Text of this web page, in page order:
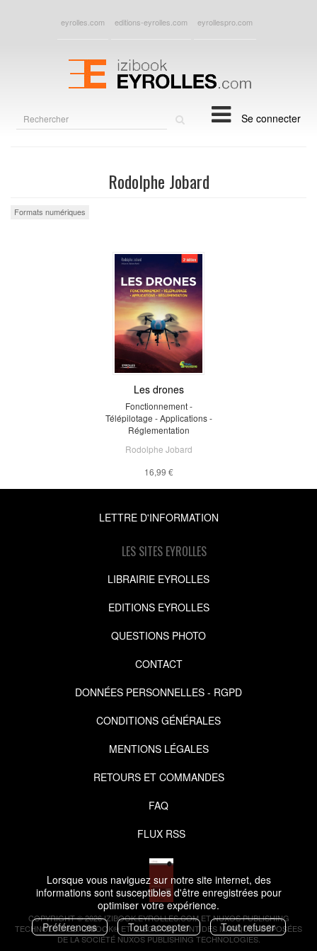
Lorsque vous naviguez sur notre site internet, des
informations sont susceptibles d'être enregistrées pour
optimiser votre expérience.
Préférences
Tout accepter Tout refuser
eyrolles.com editions-eyrolles.com eyrollespro.com
Se connecter
Rodolphe Jobard
Formats numériques
Les drones
Fonctionnement -
Télépilotage - Applications -
Réglementation
Rodolphe Jobard
16,99 €
LETTRE D'INFORMATION
LES SITES EYROLLES
LIBRAIRIE EYROLLES
EDITIONS EYROLLES
QUESTIONS PHOTO
CONTACT
DONNÉES PERSONNELLES - RGPD
CONDITIONS GÉNÉRALES
MENTIONS LÉGALES
RETOURS ET COMMANDES
FAQ
FLUX RSS
COPYRIGHT © 2026 IZIBOOK.EYROLLES.COM ET NUXOS PUBLISHING
TECHNOLOGIES.IZIBOOK® ETIZIBOOKS®SONT DES MARQUES DÉPOSÉES
DE LA SOCIÉTÉ NUXOS PUBLISHING TECHNOLOGIES.